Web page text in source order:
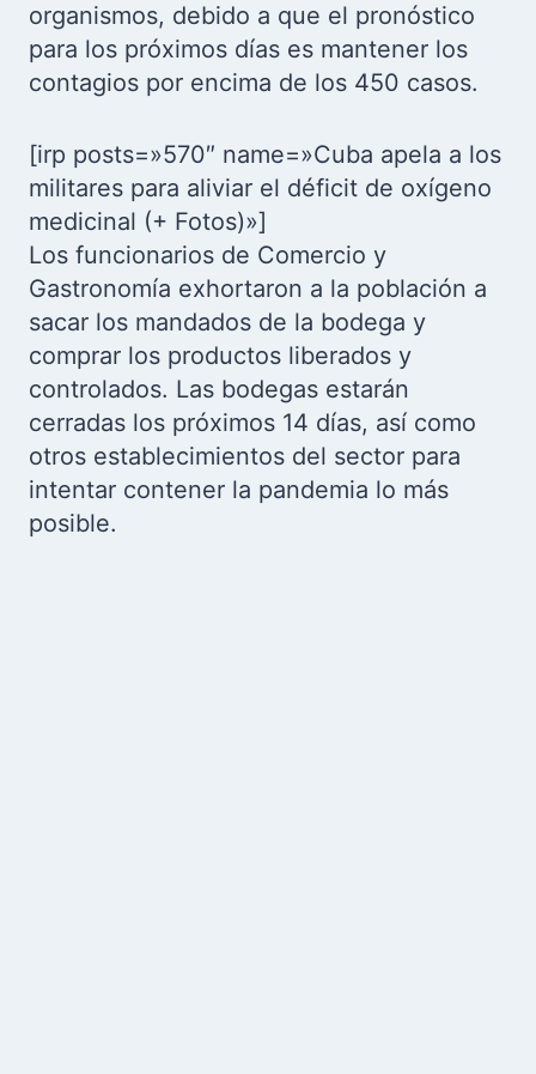
organismos, debido a que el pronóstico
para los próximos días es mantener los
contagios por encima de los 450 casos.
[irp posts=»570″ name=»Cuba apela a los
militares para aliviar el déficit de oxígeno
medicinal (+ Fotos)»]
Los funcionarios de Comercio y
Gastronomía exhortaron a la población a
sacar los mandados de la bodega y
comprar los productos liberados y
controlados. Las bodegas estarán
cerradas los próximos 14 días, así como
otros establecimientos del sector para
intentar contener la pandemia lo más
posible.